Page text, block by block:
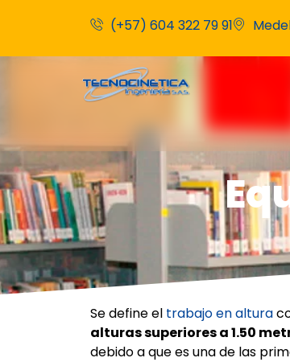
(+57) 604 322 79 91
Se define el trabajo en altura
alturas superiores a 1.50
debido a que es una de las